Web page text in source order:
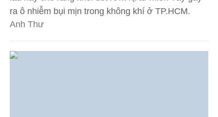
ra ô nhiễm bụi mịn trong không khí ở TP.HCM.
Anh Thư